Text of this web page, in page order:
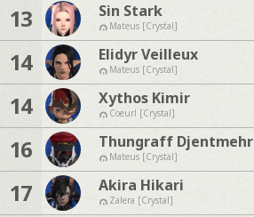
13 Sin Stark
Mateus [Crystal]
14 Elidyr Veilleux
Mateus [Crystal]
14 Xythos Kimir
Coeurl [Crystal]
16 Thungraff Djentmehr
Mateus [Crystal]
17 Akira Hikari
Zalera [Crystal]